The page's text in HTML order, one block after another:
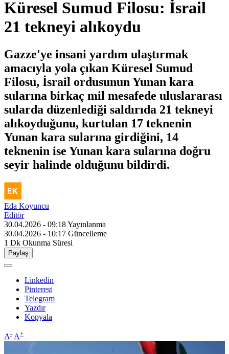
Küresel Sumud Filosu: İsrail
21 tekneyi alıkoydu
Gazze'ye insani yardım ulaştırmak
amacıyla yola çıkan Küresel Sumud
Filosu, İsrail ordusunun Yunan kara
sularına birkaç mil mesafede uluslararası
sularda düzenlediği saldırıda 21 tekneyi
alıkoyduğunu, kurtulan 17 teknenin
Yunan kara sularına girdiğini, 14
teknenin ise Yunan kara sularına doğru
seyir halinde olduğunu bildirdi.
Eda Koyuncu
Editör
30.04.2026 - 09:18Yayınlanma
30.04.2026 - 10:17 Güncelleme
1 Dk Okunma Süresi
Paylaş
Linkedin
Pinterest
Telegram
Yazdır
Kopyala
A- A+